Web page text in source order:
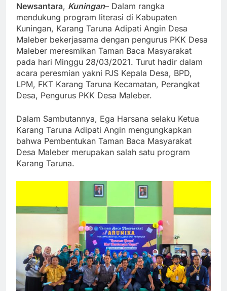
Newsantara, Kuningan– Dalam rangka
mendukung program literasi di Kabupaten
Kuningan, Karang Taruna Adipati Angin Desa
Maleber bekerjasama dengan pengurus PKK Desa
Maleber meresmikan Taman Baca Masyarakat
pada hari Minggu 28/03/2021. Turut hadir dalam
acara peresmian yakni PJS Kepala Desa, BPD,
LPM, FKT Karang Taruna Kecamatan, Perangkat
Desa, Pengurus PKK Desa Maleber.
Dalam Sambutannya, Ega Harsana selaku Ketua
Karang Taruna Adipati Angin mengungkapkan
bahwa Pembentukan Taman Baca Masyarakat
Desa Maleber merupakan salah satu program
Karang Taruna.